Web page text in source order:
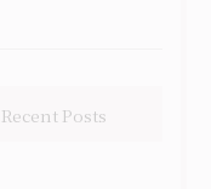
Recent Posts